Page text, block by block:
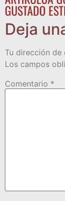
GUSTADO
Deja
Tu dirección
Los campos
Comentario *